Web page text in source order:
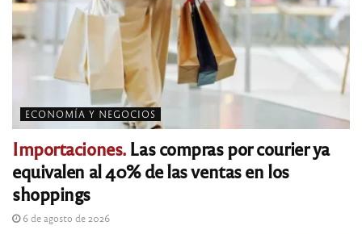
ECONOMÍA Y NEGOCIOS
Importaciones.Las compras por courier ya
equivalen al 40% de las ventas en los
shoppings
6 de agosto de 2026